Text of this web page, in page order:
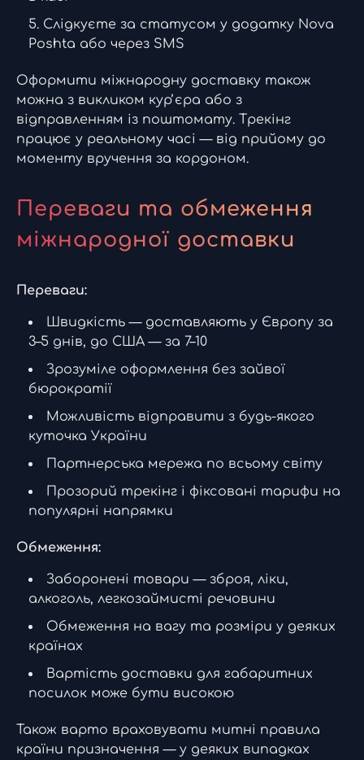
Слідкуєте за статусом у додатку Nova
Poshta або через SMS
Оформити міжнародну доставку також
можна з викликом курʼєра або з
відправленням із поштомату. Трекінг
працює у реальному часі — від прийому до
моменту вручення за кордоном.
Переваги та обмеження
міжнародної доставки
Переваги:
Швидкість — доставляють у Європу за
3–5 днів, до США — за 7–10
Зрозуміле оформлення без зайвої
бюрократії
Можливість відправити з будь-якого
куточка України
Партнерська мережа по всьому світу
Прозорий трекінг і фіксовані тарифи на
популярні напрямки
Обмеження:
Заборонені товари — зброя, ліки,
алкоголь, легкозаймисті речовини
Обмеження на вагу та розміри у деяких
країнах
Вартість доставки для габаритних
посилок може бути високою
Також варто враховувати митні правила
країни призначення — у деяких випадках